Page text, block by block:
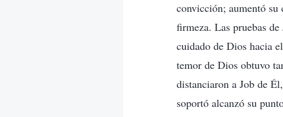
convicción; aumentó
firmeza. Las pruebas
cuidado de Dios hacia
temor de Dios obtuvo
distanciaron a Job de
soportó alcanzó su